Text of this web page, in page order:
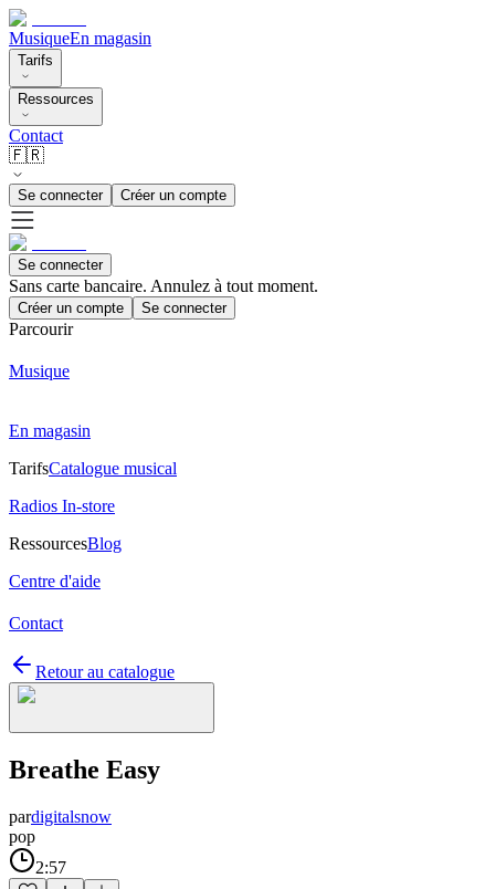
MusiqueEn magasin
Tarifs
Ressources
Contact
🇫🇷
Se connecter Créer un compte
Se connecter
Sans carte bancaire. Annulez à tout moment.
Créer un compte Se connecter
Parcourir
Musique
En magasin
TarifsCatalogue musical
Radios In-store
RessourcesBlog
Centre d'aide
Contact
Retour au catalogue
Breathe Easy
pardigitalsnow
pop
2:57